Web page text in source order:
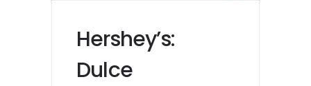
Hershey’s:
Dulce